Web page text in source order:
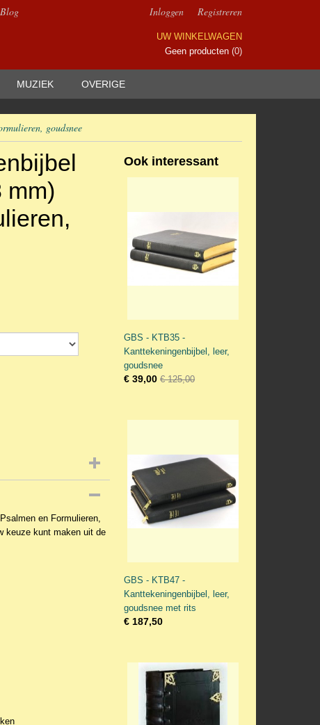
Blog Inloggen Registreren
UW WINKELWAGEN
Geen producten (0)
MUZIEK OVERIGE
goudsnee
mm)
en Formulieren,
keuze kunt maken uit de
Ook interessant
GBS - KTB35 -
Kanttekeningenbijbel, leer,
goudsnee
€ 39,00 € 125,00
GBS - KTB47 -
Kanttekeningenbijbel, leer,
goudsnee met rits
€ 187,50